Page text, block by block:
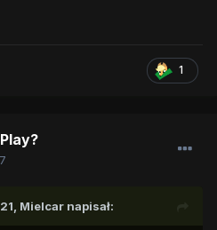
1
Mielcar napisał: